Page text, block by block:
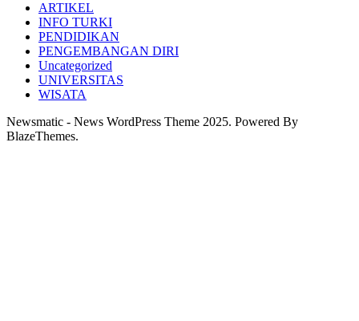
ARTIKEL
INFO TURKI
PENDIDIKAN
PENGEMBANGAN DIRI
Uncategorized
UNIVERSITAS
WISATA
Newsmatic - News WordPress Theme 2025. Powered By
BlazeThemes.